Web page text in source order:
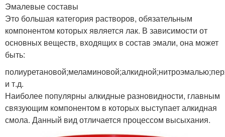
Эмалевые составы
Это большая категория растворов, обязательным
компонентом которых является лак. В зависимости от
основных веществ, входящих в состав эмали, она может
быть:
и т.д.
Наиболее популярны алкидные разновидности, главным
связующим компонентом в которых выступает алкидная
смола. Данный вид отличается процессом высыхания.